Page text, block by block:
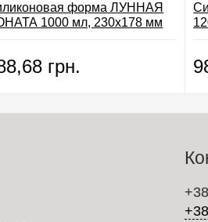
форма ЛУННАЯ
1000 мл, 230x178 мм
грн.